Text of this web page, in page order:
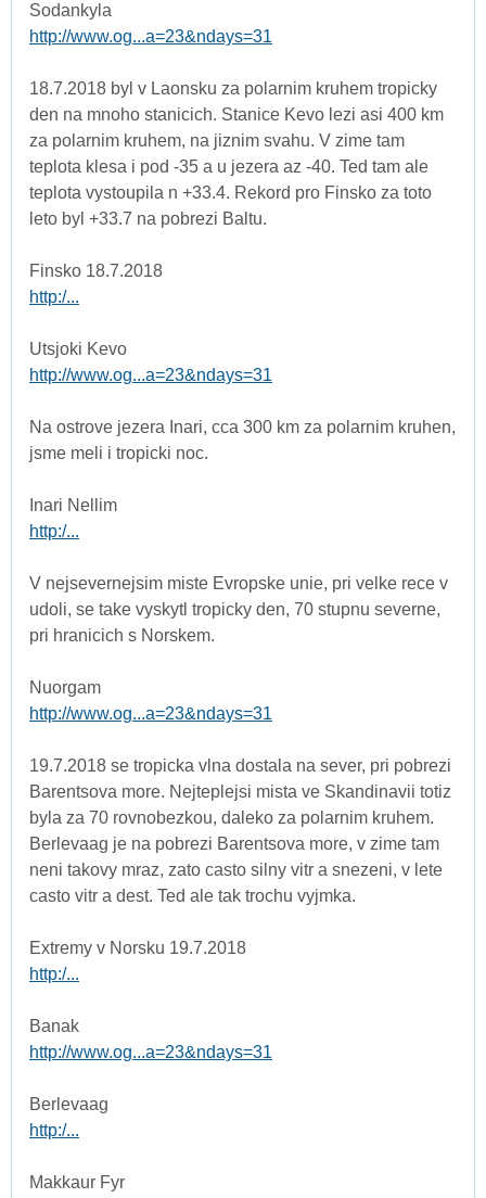
Sodankyla
http://www.og...a=23&ndays=31
18.7.2018 byl v Laonsku za polarnim kruhem tropicky
den na mnoho stanicich. Stanice Kevo lezi asi 400 km
za polarnim kruhem, na jiznim svahu. V zime tam
teplota klesa i pod -35 a u jezera az -40. Ted tam ale
teplota vystoupila n +33.4. Rekord pro Finsko za toto
leto byl +33.7 na pobrezi Baltu.
Finsko 18.7.2018
http:/...
Utsjoki Kevo
http://www.og...a=23&ndays=31
Na ostrove jezera Inari, cca 300 km za polarnim kruhen,
jsme meli i tropicki noc.
Inari Nellim
http:/...
V nejsevernejsim miste Evropske unie, pri velke rece v
udoli, se take vyskytl tropicky den, 70 stupnu severne,
pri hranicich s Norskem.
Nuorgam
http://www.og...a=23&ndays=31
19.7.2018 se tropicka vlna dostala na sever, pri pobrezi
Barentsova more. Nejteplejsi mista ve Skandinavii totiz
byla za 70 rovnobezkou, daleko za polarnim kruhem.
Berlevaag je na pobrezi Barentsova more, v zime tam
neni takovy mraz, zato casto silny vitr a snezeni, v lete
casto vitr a dest. Ted ale tak trochu vyjmka.
Extremy v Norsku 19.7.2018
http:/...
Banak
http://www.og...a=23&ndays=31
Berlevaag
http:/...
Makkaur Fyr